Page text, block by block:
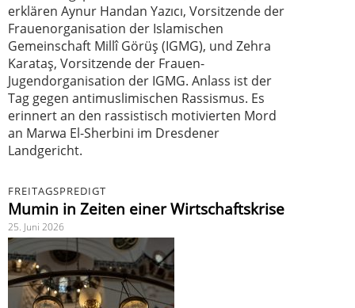
erklären Aynur Handan Yazıcı, Vorsitzende der
Frauenorganisation der Islamischen
Gemeinschaft Millî Görüş (IGMG), und Zehra
Karataş, Vorsitzende der Frauen-
Jugendorganisation der IGMG. Anlass ist der
Tag gegen antimuslimischen Rassismus. Es
erinnert an den rassistisch motivierten Mord
an Marwa El-Sherbini im Dresdener
Landgericht.
FREITAGSPREDIGT
Mumin in Zeiten einer Wirtschaftskrise
25. Juni 2026